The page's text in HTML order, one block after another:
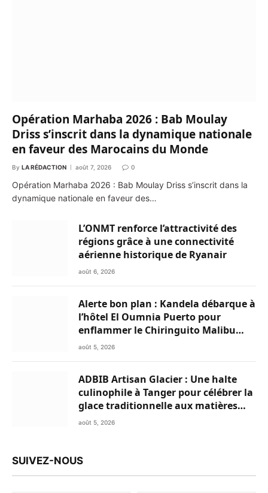
Opération Marhaba 2026 : Bab Moulay
Driss s’inscrit dans la dynamique nationale
en faveur des Marocains du Monde
By LA RÉDACTION août 7, 2026 0
Opération Marhaba 2026 : Bab Moulay Driss s’inscrit dans la
dynamique nationale en faveur des…
L’ONMT renforce l’attractivité des
régions grâce à une connectivité
aérienne historique de Ryanair
août 6, 2026
Alerte bon plan : Kandela débarque à
l’hôtel El Oumnia Puerto pour
enflammer le Chiringuito Malibu
Club
août 5, 2026
ADBIB Artisan Glacier : Une halte
culinophile à Tanger pour célébrer la
glace traditionnelle aux matières
premières de choix
août 5, 2026
SUIVEZ-NOUS